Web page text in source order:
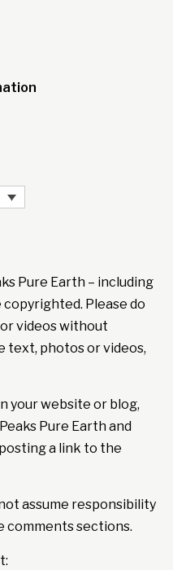
Pure Earth – including
Please do
videos without
text, photos or videos,
your website or blog,
Pure Earth and
a link to the
assume responsibility
comments sections.